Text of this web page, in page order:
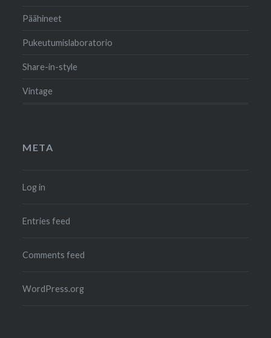
Päähineet
Pukeutumislaboratorio
Share-in-style
Vintage
META
Log in
Entries feed
Comments feed
WordPress.org